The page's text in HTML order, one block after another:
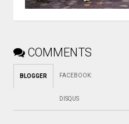
COMMENTS
BLOGGER FACEBOOK:
DISQUS